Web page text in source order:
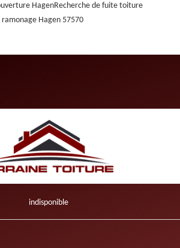
HagenRecherche de fuite toiture
ramonage Hagen 57570
indisponible